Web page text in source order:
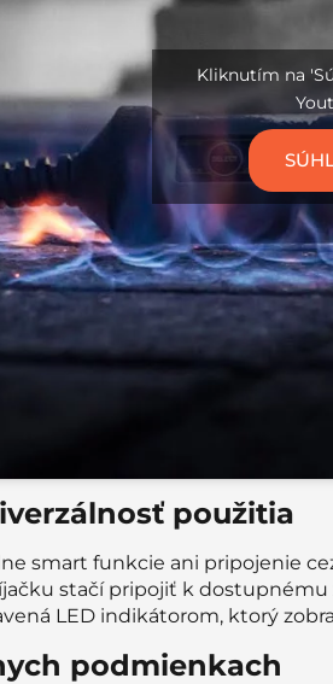
Kliknutím na
použitia
smart funkcie ani pripojenie
stačí pripojiť k
LED indikátorom, ktorý
podmienkach